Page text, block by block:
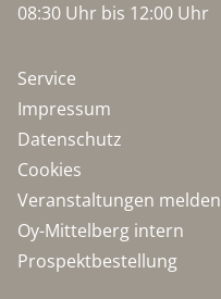
08:30 Uhr bis 12:00 Uhr
Service
Impressum
Datenschutz
Cookies
Veranstaltungen melden
Oy-Mittelberg intern
Prospektbestellung